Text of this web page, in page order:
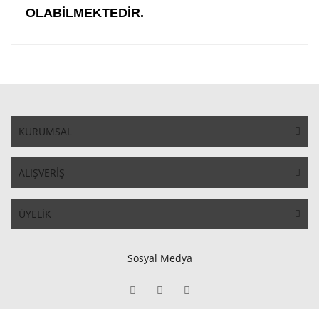
OLABİLMEKTEDİR.
KURUMSAL
ALIŞVERİŞ
ÜYELİK
Sosyal Medya